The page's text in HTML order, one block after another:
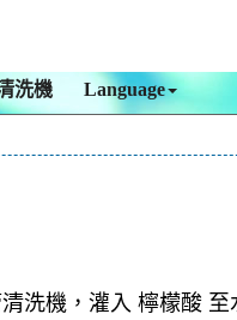
洗機 Language
洗機，灌入 檸檬酸